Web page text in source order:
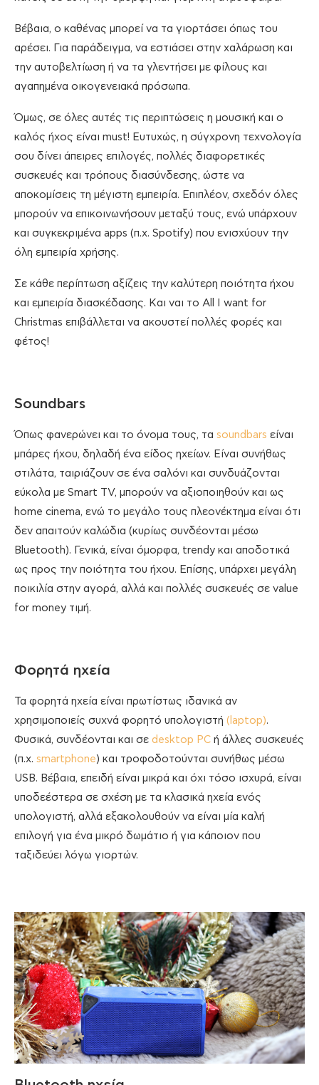
Βέβαια, ο καθένας μπορεί να τα γιορτάσει όπως του
αρέσει. Για παράδειγμα, να εστιάσει στην χαλάρωση και
την αυτοβελτίωση ή να τα γλεντήσει με φίλους και
αγαπημένα οικογενειακά πρόσωπα.
Όμως, σε όλες αυτές τις περιπτώσεις η μουσική και ο
καλός ήχος είναι must! Ευτυχώς, η σύγχρονη τεχνολογία
σου δίνει άπειρες επιλογές, πολλές διαφορετικές
συσκευές και τρόπους διασύνδεσης, ώστε να
αποκομίσεις τη μέγιστη εμπειρία. Επιπλέον, σχεδόν όλες
μπορούν να επικοινωνήσουν μεταξύ τους, ενώ υπάρχουν
και συγκεκριμένα apps (π.χ. Spotify) που ενισχύουν την
όλη εμπειρία χρήσης.
Σε κάθε περίπτωση αξίζεις την καλύτερη ποιότητα ήχου
και εμπειρία διασκέδασης. Και ναι το All I want for
Christmas επιβάλλεται να ακουστεί πολλές φορές και
φέτος!
Soundbars
Όπως φανερώνει και το όνομα τους, τα soundbars είναι
μπάρες ήχου, δηλαδή ένα είδος ηχείων. Είναι συνήθως
στιλάτα, ταιριάζουν σε ένα σαλόνι και συνδυάζονται
εύκολα με Smart TV, μπορούν να αξιοποιηθούν και ως
home cinema, ενώ το μεγάλο τους πλεονέκτημα είναι ότι
δεν απαιτούν καλώδια (κυρίως συνδέονται μέσω
Bluetooth). Γενικά, είναι όμορφα, trendy και αποδοτικά
ως προς την ποιότητα του ήχου. Επίσης, υπάρχει μεγάλη
ποικιλία στην αγορά, αλλά και πολλές συσκευές σε value
for money τιμή.
Φορητά ηχεία
Τα φορητά ηχεία είναι πρωτίστως ιδανικά αν
χρησιμοποιείς συχνά φορητό υπολογιστή (laptop).
Φυσικά, συνδέονται και σε desktop PC ή άλλες συσκευές
(π.χ. smartphone) και τροφοδοτούνται συνήθως μέσω
USB. Βέβαια, επειδή είναι μικρά και όχι τόσο ισχυρά, είναι
υποδεέστερα σε σχέση με τα κλασικά ηχεία ενός
υπολογιστή, αλλά εξακολουθούν να είναι μία καλή
επιλογή για ένα μικρό δωμάτιο ή για κάποιον που
ταξιδεύει λόγω γιορτών.